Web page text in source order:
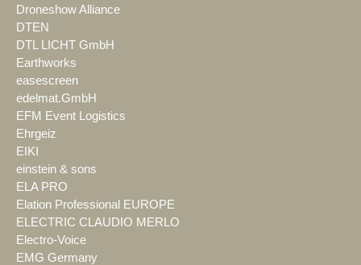
Droneshow Alliance
DTEN
DTL LICHT GmbH
Earthworks
easescreen
edelmat.GmbH
EFM Event Logistics
Ehrgeiz
EIKI
einstein & sons
ELA PRO
Elation Professional EUROPE
ELECTRIC CLAUDIO MERLO
Electro-Voice
EMG Germany